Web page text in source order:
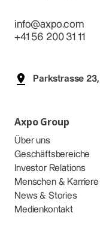
info@axpo.com
+41 56 200 31 11
Parkstrasse
Axpo Group
Über uns
Geschäftsbereiche
Investor Relations
Menschen & Karriere
News & Stories
Medienkontakt